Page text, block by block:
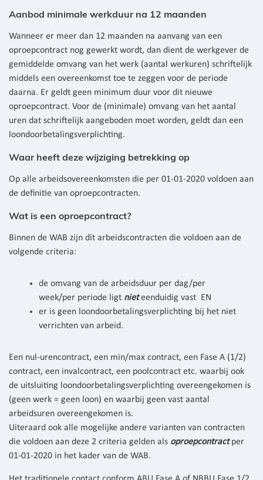
Aanbod minimale werkduur na 12 maanden
Wanneer er meer dan 12 maanden na aanvang van een
oproepcontract nog gewerkt wordt, dan dient de werkgever de
gemiddelde omvang van het werk (aantal werkuren) schriftelijk
middels een overeenkomst toe te zeggen voor de periode
daarna. Er geldt geen minimum duur voor dit nieuwe
oproepcontract. Voor de (minimale) omvang van het aantal
uren dat schriftelijk aangeboden moet worden, geldt dan een
loondoorbetalingsverplichting.
Waar heeft deze wijziging betrekking op
Op alle arbeidsovereenkomsten die per 01-01-2020 voldoen aan
de definitie van oproepcontracten.
Wat is een oproepcontract?
Binnen de WAB zijn dit arbeidscontracten die voldoen aan de
volgende criteria:
de omvang van de arbeidsduur per dag/per
week/per periode ligt nieteenduidig vast EN
er is geen loondoorbetalingsverplichting bij het niet
verrichten van arbeid.
Een nul-urencontract, een min/max contract, een Fase A (1/2)
contract, een invalcontract, een poolcontract etc. waarbij ook
de uitsluiting loondoorbetalingsverplichting overeengekomen is
(geen werk = geen loon) en waarbij geen vast aantal
arbeidsuren overeengekomen is.
Uiteraard ook alle mogelijke andere varianten van contracten
die voldoen aan deze 2 criteria gelden als oproepcontractper
01-01-2020 in het kader van de WAB.